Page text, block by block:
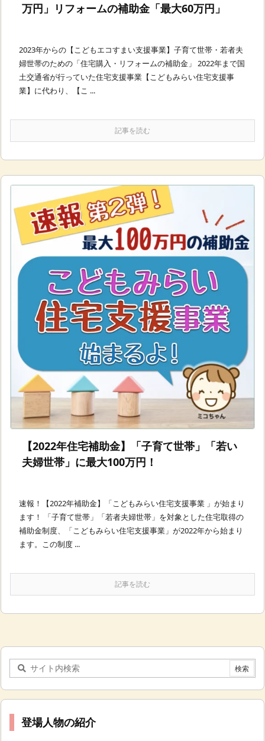
万円」リフォームの補助金「最大60万円」
2023年からの【こどもエコすまい支援事業】子育て世帯・若者夫
婦世帯のための「住宅購入・リフォームの補助金」 2022年まで国
土交通省が行っていた住宅支援事業【こどもみらい住宅支援事
業】に代わり、【こ ...
記事を読む
【2022年住宅補助金】「子育て世帯」「若い
夫婦世帯」に最大100万円！
速報！【2022年補助金】「こどもみらい住宅支援事業 」が始まり
ます！ 「子育て世帯」「若者夫婦世帯」を対象とした住宅取得の
補助金制度、「こどもみらい住宅支援事業」が2022年から始まり
ます。この制度 ...
記事を読む
登場人物の紹介